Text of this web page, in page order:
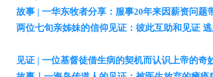
故事 | 一华东牧者分享：服事20年来因薪资问题
两位七旬亲姊妹的信仰见证：彼此互助和见证
见证 | 一位基督徒借生病的契机而认识上帝的奇